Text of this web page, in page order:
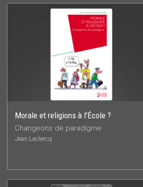
Morale et religions à l'École ?
Changeons de paradigme
Jean Leclercq